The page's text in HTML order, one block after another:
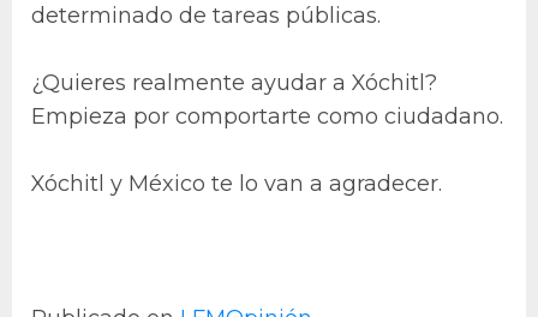
determinado de tareas públicas.
¿Quieres realmente ayudar a Xóchitl?
Empieza por comportarte como ciudadano.
Xóchitl y México te lo van a agradecer.